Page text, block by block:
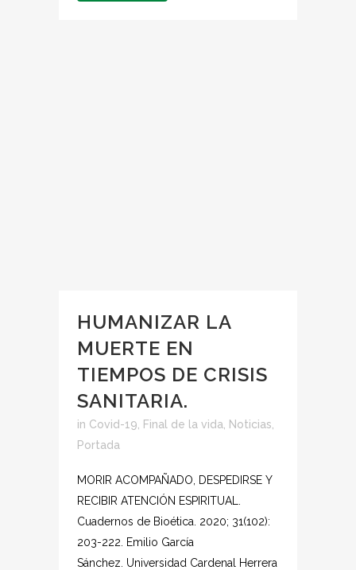
HUMANIZAR LA
MUERTE EN
TIEMPOS DE CRISIS
SANITARIA.
in Covid-19 Final de la vida Noticias
Portada
MORIR ACOMPAÑADO, DESPEDIRSE Y
RECIBIR ATENCIÓN ESPIRITUAL.
Cuadernos de Bioética. 2020; 31(102):
203-222. Emilio García
Sánchez. Universidad Cardenal Herrera